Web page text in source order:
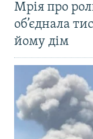
Мрія про
об’єднала
йому дім